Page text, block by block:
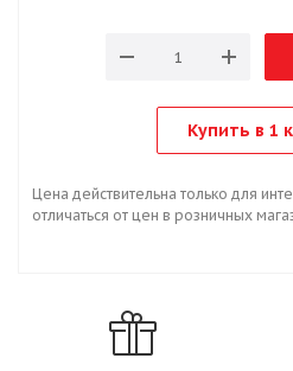
Купить в 1
Цена действительна только для
отличаться от цен в розничных